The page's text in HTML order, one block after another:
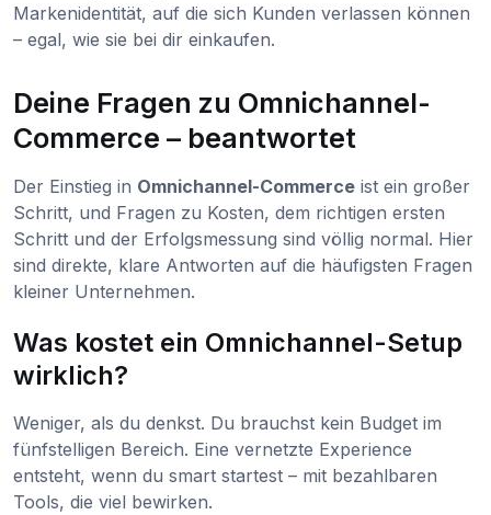
Markenidentität, auf die sich Kunden verlassen können
– egal, wie sie bei dir einkaufen.
Deine Fragen zu Omnichannel-
Commerce – beantwortet
Der Einstieg in Omnichannel-Commerce ist ein großer
Schritt, und Fragen zu Kosten, dem richtigen ersten
Schritt und der Erfolgsmessung sind völlig normal. Hier
sind direkte, klare Antworten auf die häufigsten Fragen
kleiner Unternehmen.
Was kostet ein Omnichannel-Setup
wirklich?
Weniger, als du denkst. Du brauchst kein Budget im
fünfstelligen Bereich. Eine vernetzte Experience
entsteht, wenn du smart startest – mit bezahlbaren
Tools, die viel bewirken.